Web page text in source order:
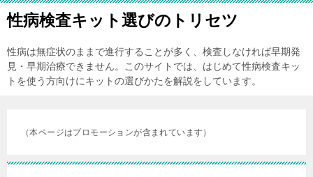
性病検査キット選びのトリセツ
性病は無症状のままで進行することが多く、検査しなければ早期発
見・早期治療できません。このサイトでは、はじめて性病検査キッ
トを使う方向けにキットの選びかたを解説をしています。
（本ページはプロモーションが含まれています）